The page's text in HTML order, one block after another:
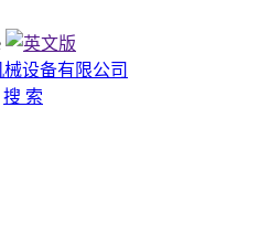
搜 索